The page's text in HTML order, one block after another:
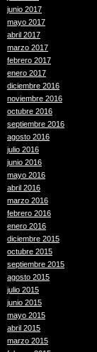
junio 2017
mayo 2017
abril 2017
marzo 2017
febrero 2017
enero 2017
diciembre 2016
noviembre 2016
octubre 2016
septiembre 2016
agosto 2016
julio 2016
junio 2016
mayo 2016
abril 2016
marzo 2016
febrero 2016
enero 2016
diciembre 2015
octubre 2015
septiembre 2015
agosto 2015
julio 2015
junio 2015
mayo 2015
abril 2015
marzo 2015